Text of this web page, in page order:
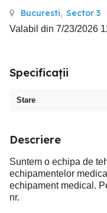
Bucuresti, Sector 3
Valabil din 7/23/2026
Specificații
Stare
Descriere
Suntem o echipa de
echipamentelor
echipament medical.
nr.